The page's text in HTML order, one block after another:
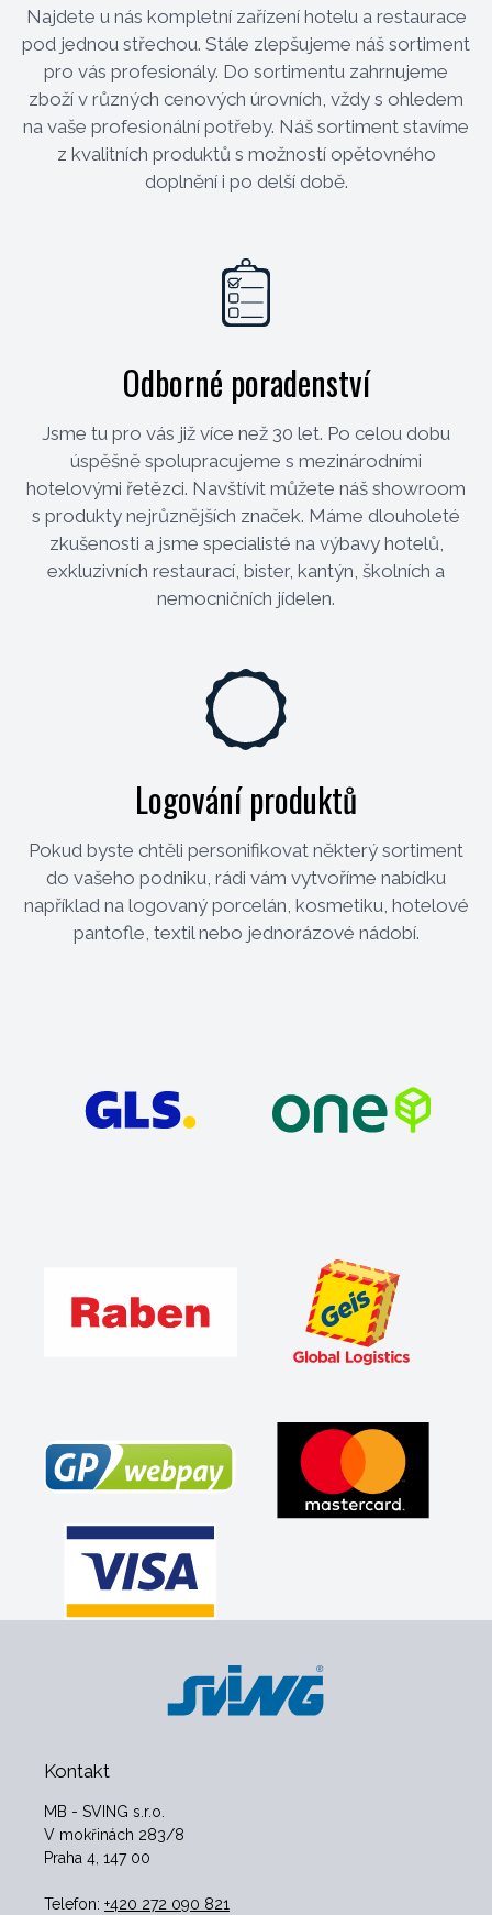
Najdete u nás kompletní zařízení hotelu a restaurace
pod jednou střechou. Stále zlepšujeme náš sortiment
pro vás profesionály. Do sortimentu zahrnujeme
zboží v různých cenových úrovních, vždy s ohledem
na vaše profesionální potřeby. Náš sortiment stavíme
z kvalitních produktů s možností opětovného
doplnění i po delší době.
Odborné poradenství
Jsme tu pro vás již více než 30 let. Po celou dobu
úspěšně spolupracujeme s mezinárodními
hotelovými řetězci. Navštívit můžete náš showroom
s produkty nejrůznějších značek. Máme dlouholeté
zkušenosti a jsme specialisté na výbavy hotelů,
exkluzivních restaurací, bister, kantýn, školních a
nemocničních jídelen.
Logování produktů
Pokud byste chtěli personifikovat některý sortiment
do vašeho podniku, rádi vám vytvoříme nabídku
například na logovaný porcelán, kosmetiku, hotelové
pantofle, textil nebo jednorázové nádobí.
Kontakt
MB - SVING s.r.o.
V mokřinách 283/8
Praha 4, 147 00
Telefon: +420 272 090 821